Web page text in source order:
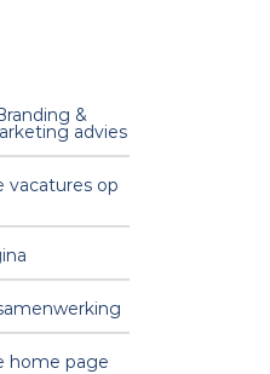
&
advies
vacatures op
home page